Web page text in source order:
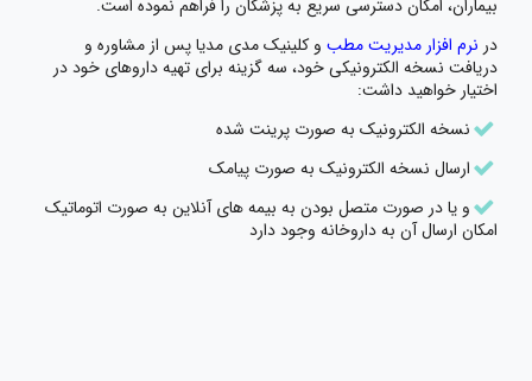
بیماران، امکان دسترسی سریع به پزشکان را فراهم نموده است.
در نرم افزار مدیریت مطب و کلینیک مدی مدیا پس از مشاوره و
دریافت نسخه الکترونیکی خود، سه گزینه برای تهیه داروهای خود در
اختیار خواهید داشت:
نسخه الکترونیک به صورت پرینت شده
ارسال نسخه الکترونیک به صورت پیامک
و یا در صورت متصل بودن به بیمه های آنلاین به صورت اتوماتیک
امکان ارسال آن به داروخانه وجود دارد